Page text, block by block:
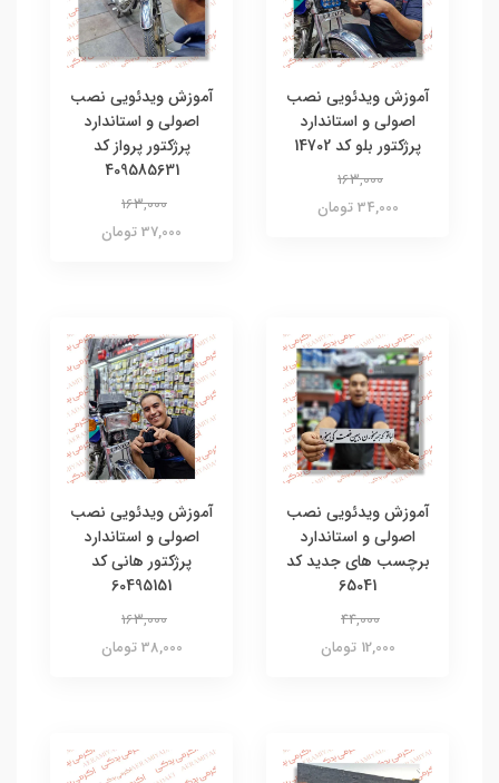
آموزش ویدئویی نصب
اصولی و استاندارد
پرژکتور بلو کد 14702
163,000
34,000 تومان
آموزش ویدئویی نصب
اصولی و استاندارد
پرژکتور پرواز کد
409585631
163,000
37,000 تومان
آموزش ویدئویی نصب
اصولی و استاندارد
برچسب های جدید کد
65041
44,000
12,000 تومان
آموزش ویدئویی نصب
اصولی و استاندارد
پرژکتور هانی کد
60495151
163,000
38,000 تومان